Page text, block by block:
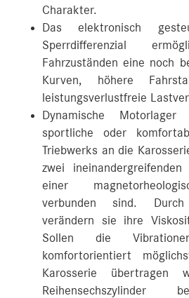
Charakter.
Das elektronisch
Sperrdifferenzial
Fahrzuständen eine noch
Kurven, höhere
leistungsverlustfreie
Dynamische
sportliche oder
Triebwerks an die
zwei
einer
verbunden sind.
verändern sie ihre
Sollen die
komfortorientiert
Karosserie übertragen
Reihensechszylinder